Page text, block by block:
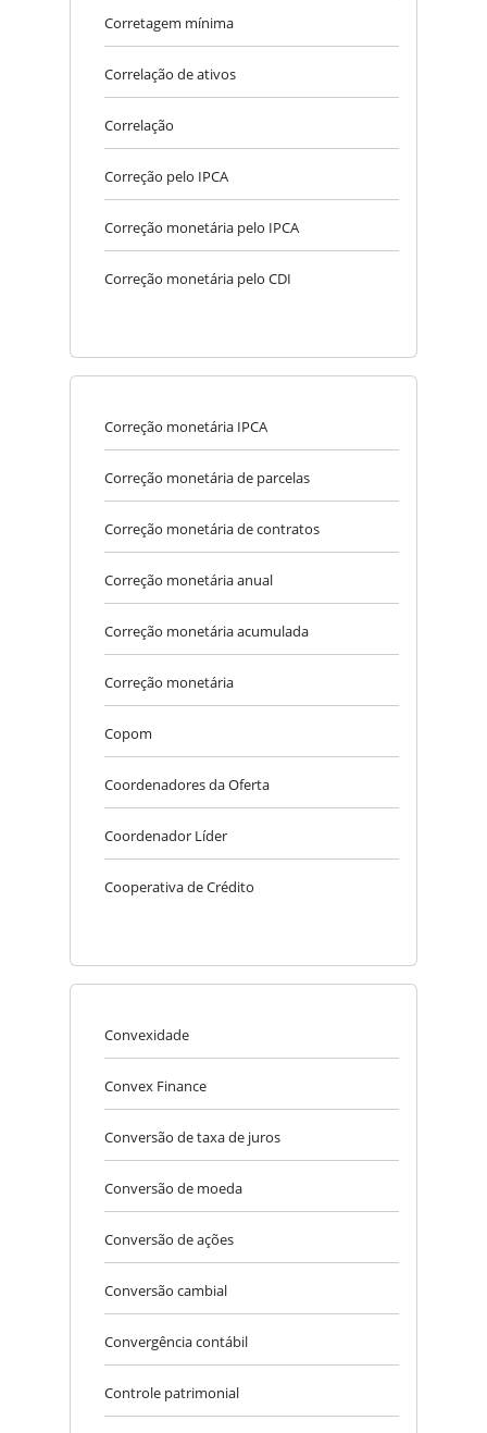
Corretagem mínima
Correlação de ativos
Correlação
Correção pelo IPCA
Correção monetária pelo IPCA
Correção monetária pelo CDI
Correção monetária IPCA
Correção monetária de parcelas
Correção monetária de contratos
Correção monetária anual
Correção monetária acumulada
Correção monetária
Copom
Coordenadores da Oferta
Coordenador Líder
Cooperativa de Crédito
Convexidade
Convex Finance
Conversão de taxa de juros
Conversão de moeda
Conversão de ações
Conversão cambial
Convergência contábil
Controle patrimonial